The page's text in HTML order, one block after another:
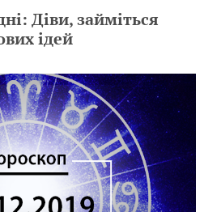
Діви, займіться
ідей